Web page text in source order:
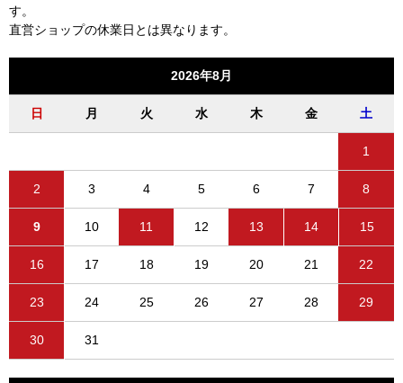
す。
直営ショップの休業日とは異なります。
2026年8月
日 月 火 水 木 金 土
1
2 3 4 5 6 7 8
9 10 11 12 13 14 15
16 17 18 19 20 21 22
23 24 25 26 27 28 29
30 31